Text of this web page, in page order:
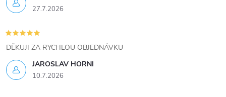
p
r
v
k
y
27.7.2026
JAROSLAV HORNI
10.7.2026
DĚKUJI ZA RYCHLOU OBJEDNÁVKU